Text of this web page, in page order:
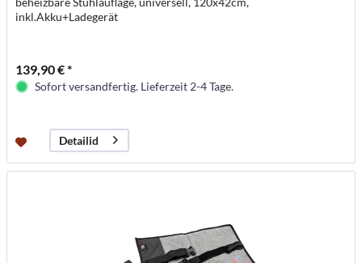
inkl.Akku+Ladegerät
139,90 € *
Sofort versandfertig. Lieferzeit 2-4 Tage.
Detailid